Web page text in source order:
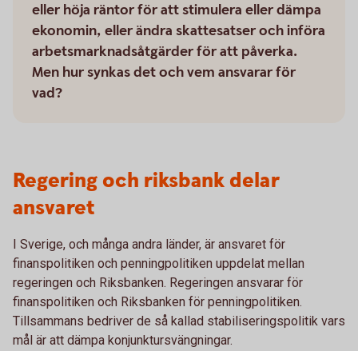
eller höja räntor för att stimulera eller dämpa
ekonomin, eller ändra skattesatser och införa
arbetsmarknadsåtgärder för att påverka.
Men hur synkas det och vem ansvarar för
vad?
Regering och riksbank delar
ansvaret
I Sverige, och många andra länder, är ansvaret för
finanspolitiken och penningpolitiken uppdelat mellan
regeringen och Riksbanken. Regeringen ansvarar för
finanspolitiken och Riksbanken för penningpolitiken.
Tillsammans bedriver de så kallad stabiliseringspolitik vars
mål är att dämpa konjunktursvängningar.